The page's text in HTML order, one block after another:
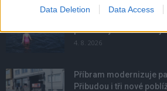
Data Deletion Data Access
podmínky. Horší voda
4. 8. 2026
Příbram modernizuje
Přibudou i tři nové